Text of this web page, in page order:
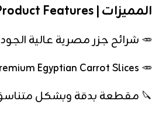
المميزات | Product Features
🥕 شرائح جزر مصرية عالية
🥕 Premium Egyptian Carrot Slices
🔪 مقطعة بدقة وبشكل